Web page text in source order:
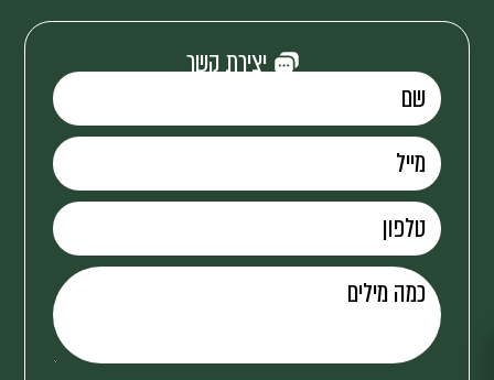
יצירת קשר